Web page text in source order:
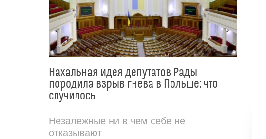
Нахальная идея депутатов Рады
породила взрыв гнева в Польше: что
случилось
Незалежные ни в чем себе не
отказывают